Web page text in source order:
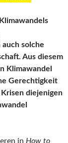
solche
Aus diesem
Klimawandel
Gerechtigkeit
diejenigen
in How to